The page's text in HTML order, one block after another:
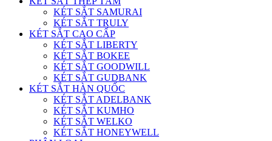
KÉT SẮT SAMURAI
KÉT SẮT TRULY
KÉT SẮT CAO CẤP
KÉT SẮT LIBERTY
KÉT SẮT BOKEE
KÉT SẮT GOODWILL
KÉT SẮT GUDBANK
KÉT SẮT HÀN QUỐC
KÉT SẮT ADELBANK
KÉT SẮT KUMHO
KÉT SẮT WELKO
KÉT SẮT HONEYWELL